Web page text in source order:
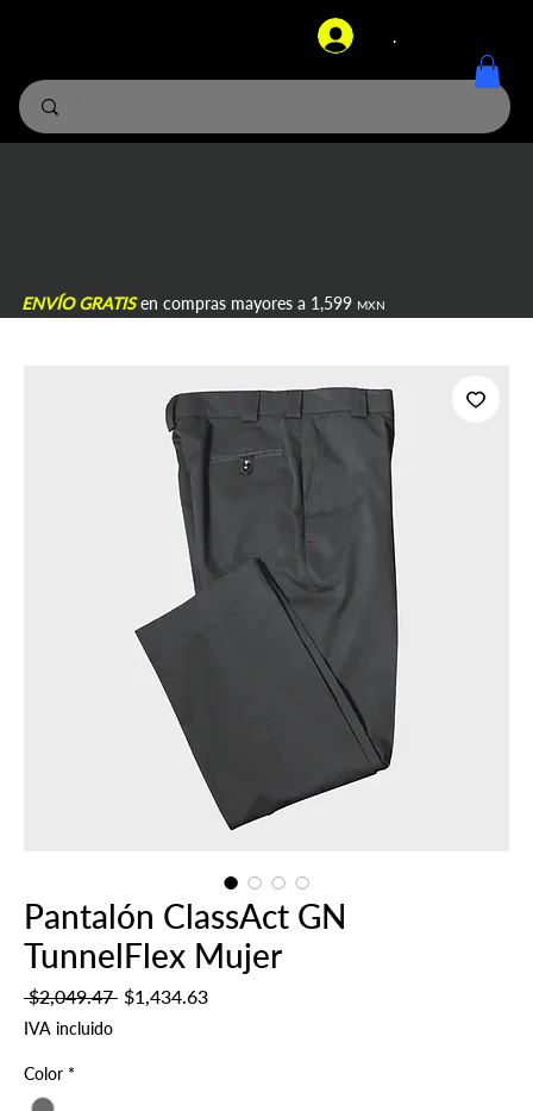
.
Pantalón ClassAct GN
TunnelFlex Mujer
$2,049.47 Precio
$1,434.63Precio
IVA incluido
Color *
ENVÍO GRATISen compras mayores a 1,599 MXN